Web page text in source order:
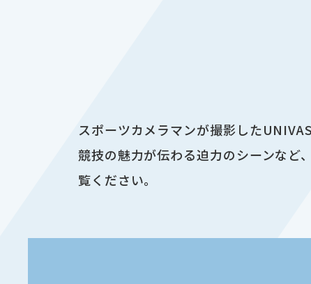
スポーツカメラマンが撮影した
競技の魅力が伝わる迫力のシーンなど
覧ください。